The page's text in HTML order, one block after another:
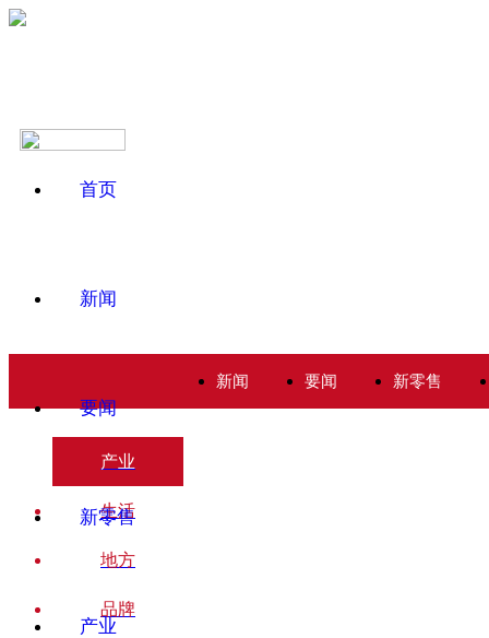
首页
新闻
要闻
新零售
产业
新闻 要闻 新零售
产业
生活
地方
品牌